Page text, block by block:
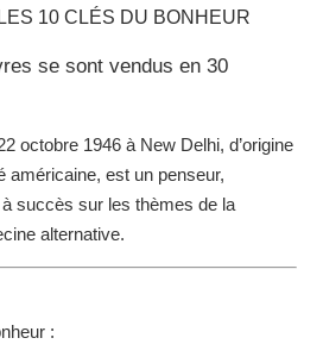
10 CLÉS DU BONHEUR
se sont vendus en 30
octobre 1946 à New Delhi, d’origine
américaine, est un penseur,
succès sur les thèmes de la
alternative.
: